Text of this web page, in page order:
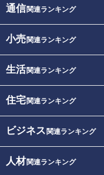
通信関連ランキング
小売関連ランキング
生活関連ランキング
住宅関連ランキング
ビジネス 関連ランキング
人材関連ランキング